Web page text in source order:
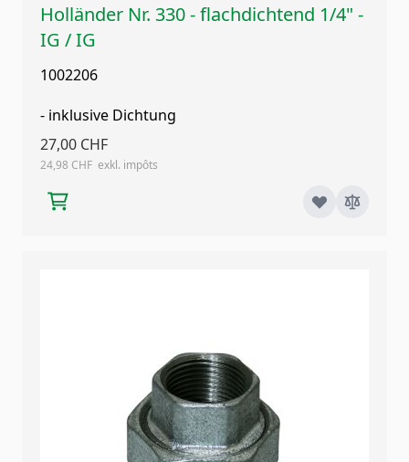
Holländer Nr. 330 - flachdichtend 1/4" -
IG / IG
1002206
- inklusive Dichtung
27,00 CHF
24,98 CHF